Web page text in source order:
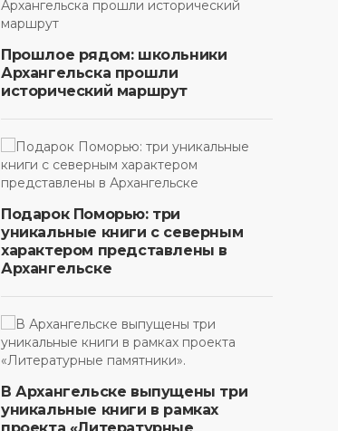
Прошлое рядом: школьники
Архангельска прошли
исторический маршрут
Подарок Поморью: три
уникальные книги с северным
характером представлены в
Архангельске
В Архангельске выпущены три
уникальные книги в рамках